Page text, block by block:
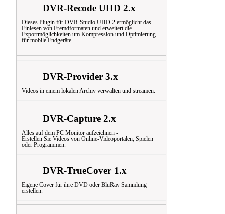
DVR-Recode UHD 2.x
Dieses Plugin für DVR-Studio UHD 2 ermöglicht das
Einlesen von Fremdformaten und erweitert die
Exportmöglichkeiten um Kompression und Optimierung
für mobile Endgeräte.
DVR-Provider 3.x
Videos in einem lokalen Archiv verwalten und streamen.
DVR-Capture 2.x
Alles auf dem PC Monitor aufzeichnen -
Erstellen Sie Videos von Online-Videoportalen, Spielen
oder Programmen.
DVR-TrueCover 1.x
Eigene Cover für ihre DVD oder BluRay Sammlung
erstellen.